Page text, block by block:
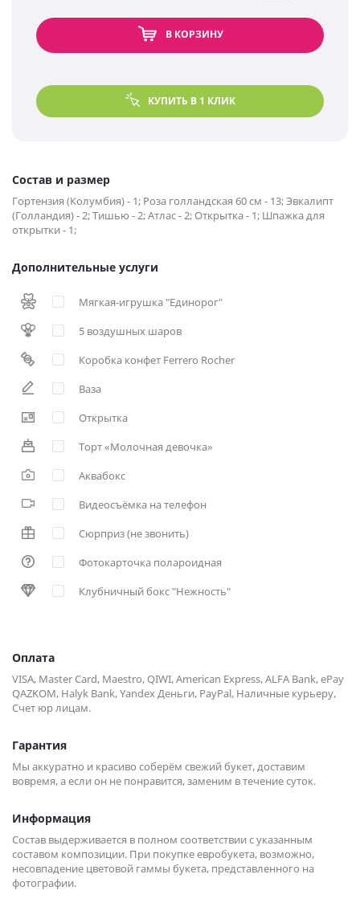
В КОРЗИНУ
КУПИТЬ В 1 КЛИК
Состав и размер
Гортензия (Колумбия) - 1; Роза голландская 60 см - 13; Эвкалипт
(Голландия) - 2; Тишью - 2; Атлас - 2; Открытка - 1; Шпажка для
открытки - 1;
Дополнительные услуги
Мягкая-игрушка "Единорог"
5 воздушных шаров
Коробка конфет Ferrero Rocher
Ваза
Открытка
Торт «Молочная девочка»
Аквабокс
Видеосъёмка на телефон
Сюрприз (не звонить)
Фотокарточка полароидная
Клубничный бокс "Нежность"
Оплата
VISA, Master Card, Maestro, QIWI, American Express, ALFA Bank, ePay
QAZKOM, Halyk Bank, Yandex Деньги, PayPal, Наличные курьеру,
Счет юр лицам.
Гарантия
Мы аккуратно и красиво соберём свежий букет, доставим
вовремя, а если он не понравится, заменим в течение суток.
Информация
Состав выдерживается в полном соответствии с указанным
составом композиции. При покупке евробукета, возможно,
несовпадение цветовой гаммы букета, представленного на
фотографии.